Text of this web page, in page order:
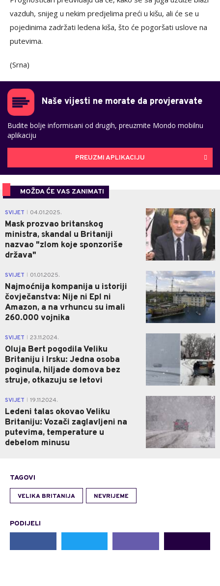
vazduh, snijeg u nekim predjelima preći u kišu, ali će se u
pojedinima zadržati ledena kiša, što će pogoršati uslove na
putevima.
(Srna)
Naše vijesti ne morate da provjeravate
Budite bolje informisani od drugih, preuzmite Mondo mobilnu
aplikaciju
PREUZMI APLIKACIJU
MOŽDA ĆE VAS ZANIMATI
SVIJET 04.01.2025.
Mask prozvao britanskog
ministra, skandal u Britaniji
nazvao "zlom koje sponzoriše
država"
0
SVIJET 01.01.2025.
Najmoćnija kompanija u istoriji
čovječanstva: Nije ni Epl ni
Amazon, a na vrhuncu su imali
260.000 vojnika
1
SVIJET 23.11.2024.
Oluja Bert pogodila Veliku
Britaniju i Irsku: Jedna osoba
poginula, hiljade domova bez
struje, otkazuju se letovi
0
SVIJET 19.11.2024.
Ledeni talas okovao Veliku
Britaniju: Vozači zaglavljeni na
putevima, temperature u
debelom minusu
0
TAGOVI
VELIKA BRITANIJA NEVRIJEME
PODIJELI